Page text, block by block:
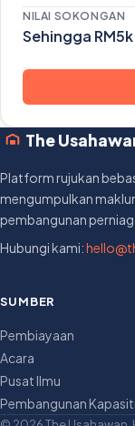
NILAI SOKONGAN
Sehingga RM5k
The
Platform rujukan
mengumpulkan
pembangunan
Hubungi kami:
SUMBER
Pembiayaan
Acara
Pusat Ilmu
Pembangunan Kapasiti